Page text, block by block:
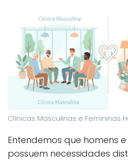
Clínicas Masculinas e Femininas
Entendemos que homens
possuem necessidades